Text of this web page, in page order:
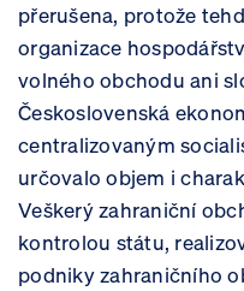
přerušena, protože
organizace
volného obchodu ani
Československá
centralizovaným
určovalo objem i
Veškerý zahraniční
kontrolou státu,
podniky zahraničního